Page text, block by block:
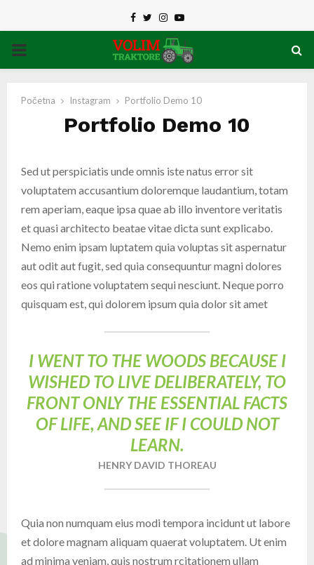
Facebook
TwitterInstagram
Youtube
PRIMARY
Početna Instagram Portfolio Demo 10
Portfolio Demo 10
Sed ut perspiciatis unde omnis iste natus error sit
voluptatem accusantium doloremque laudantium, totam
rem aperiam, eaque ipsa quae ab illo inventore veritatis
et quasi architecto beatae vitae dicta sunt explicabo.
Nemo enim ipsam luptatem quia voluptas sit aspernatur
aut odit aut fugit, sed quia consequuntur magni dolores
eos qui ratione voluptatem sequi nesciunt. Neque porro
quisquam est, qui dolorem ipsum quia dolor sit amet
I WENT TO THE WOODS BECAUSE I
WISHED TO LIVE DELIBERATELY, TO
FRONT ONLY THE ESSENTIAL FACTS
OF LIFE, AND SEE IF I COULD NOT
LEARN.
HENRY DAVID THOREAU
Quia non numquam eius modi tempora incidunt ut labore
et dolore magnam aliquam quaerat voluptatem. Ut enim
ad minima veniam, quis nostrum rcitationem ullam